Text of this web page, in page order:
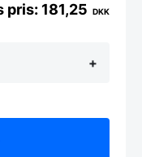
+
181,25 DKK